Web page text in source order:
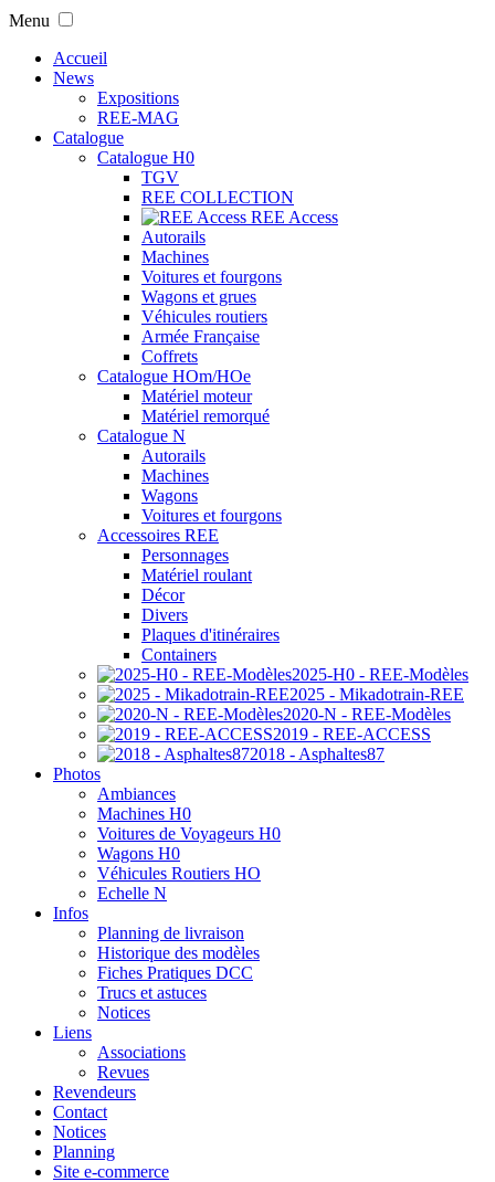
Menu
Accueil
News
Expositions
REE-MAG
Catalogue
Catalogue H0
TGV
REE COLLECTION
REE Access
Autorails
Machines
Voitures et fourgons
Wagons et grues
Véhicules routiers
Armée Française
Coffrets
Catalogue HOm/HOe
Matériel moteur
Matériel remorqué
Catalogue N
Autorails
Machines
Wagons
Voitures et fourgons
Accessoires REE
Personnages
Matériel roulant
Décor
Divers
Plaques d'itinéraires
Containers
2025-H0 - REE-Modèles
2025 - Mikadotrain-REE
2020-N - REE-Modèles
2019 - REE-ACCESS
2018 - Asphaltes87
Photos
Ambiances
Machines H0
Voitures de Voyageurs H0
Wagons H0
Véhicules Routiers HO
Echelle N
Infos
Planning de livraison
Historique des modèles
Fiches Pratiques DCC
Trucs et astuces
Notices
Liens
Associations
Revues
Revendeurs
Contact
Notices
Planning
Site e-commerce